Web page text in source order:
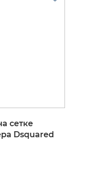
сетке
Dsquared